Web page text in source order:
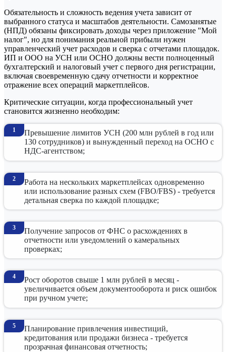
Обязательность и сложность ведения учета зависит от
выбранного статуса и масштабов деятельности. Самозанятые
(НПД) обязаны фиксировать доходы через приложение "Мой
налог", но для понимания реальной прибыли нужен
управленческий учет расходов и сверка с отчетами площадок.
ИП и ООО на УСН или ОСНО должны вести полноценный
бухгалтерский и налоговый учет с первого дня регистрации,
включая своевременную сдачу отчетности и корректное
отражение всех операций маркетплейсов.
Критические ситуации, когда профессиональный учет
становится жизненно необходим:
Превышение лимитов УСН (200 млн рублей в год или
130 сотрудников) и вынужденный переход на ОСНО с
НДС-агентством;
Работа на нескольких маркетплейсах одновременно
или использование разных схем (FBO/FBS) - требуется
детальная сверка по каждой площадке;
Получение запросов от ФНС о расхождениях в
отчетности или уведомлений о камеральных
проверках;
Рост оборотов свыше 1 млн рублей в месяц -
увеличивается объем документооборота и риск ошибок
при ручном учете;
Планирование привлечения инвестиций,
кредитования или продажи бизнеса - требуется
прозрачная финансовая отчетность;